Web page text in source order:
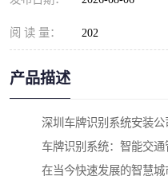
阅 读 量： 202
产品描述
深圳车牌识别系统安装
车牌识别系统：智能交
在当今快速发展的智慧